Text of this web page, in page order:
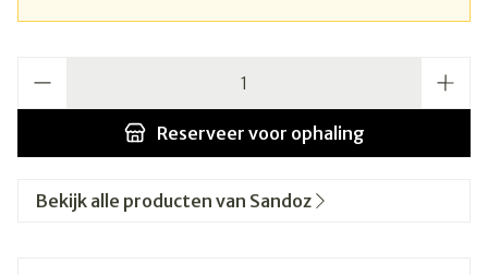
Reserveer voor ophaling
Bekijk alle producten van Sandoz